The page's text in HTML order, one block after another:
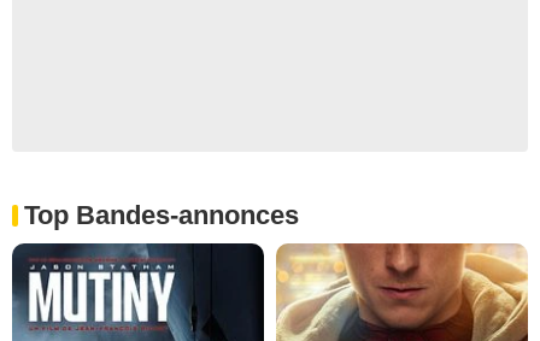
Top Bandes-annonces